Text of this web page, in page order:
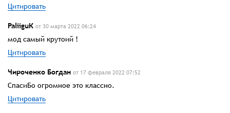
Цитировать
PaliiguК от 30 марта 2022 06:24
мод самый крутоий !
Цитировать
Чироченко Богдан от 17 февраля 2022 07:52
СпасиБо огромное это классно.
Цитировать